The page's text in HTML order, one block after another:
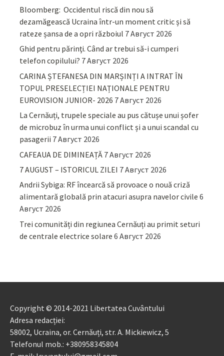
Bloomberg: Occidentul riscă din nou să
dezamăgească Ucraina într-un moment critic și să
rateze șansa de a opri războiul 7 Август 2026
Ghid pentru părinţi. Când ar trebui să-i cumperi
telefon copilului? 7 Август 2026
CARINA ȘTEFANESA DIN MARȘINȚI A INTRAT ÎN
TOPUL PRESELECȚIEI NAȚIONALE PENTRU
EUROVISION JUNIOR- 2026 7 Август 2026
La Cernăuți, trupele speciale au pus cătușe unui șofer
de microbuz în urma unui conflict și a unui scandal cu
pasagerii 7 Август 2026
CAFEAUA DE DIMINEAȚĂ 7 Август 2026
7 AUGUST – ISTORICUL ZILEI 7 Август 2026
Andrii Sybiga: RF încearcă să provoace o nouă criză
alimentară globală prin atacuri asupra navelor civile 6
Август 2026
Trei comunități din regiunea Cernăuți au primit seturi
de centrale electrice solare 6 Август 2026
Copyright © 2014-2021 Libertatea Cuvântului
Adresa redacției:
58002, Ucraina, or. Cernăuți, str. A. Mickiewicz, 5
Telefonul mob.: +380958345804